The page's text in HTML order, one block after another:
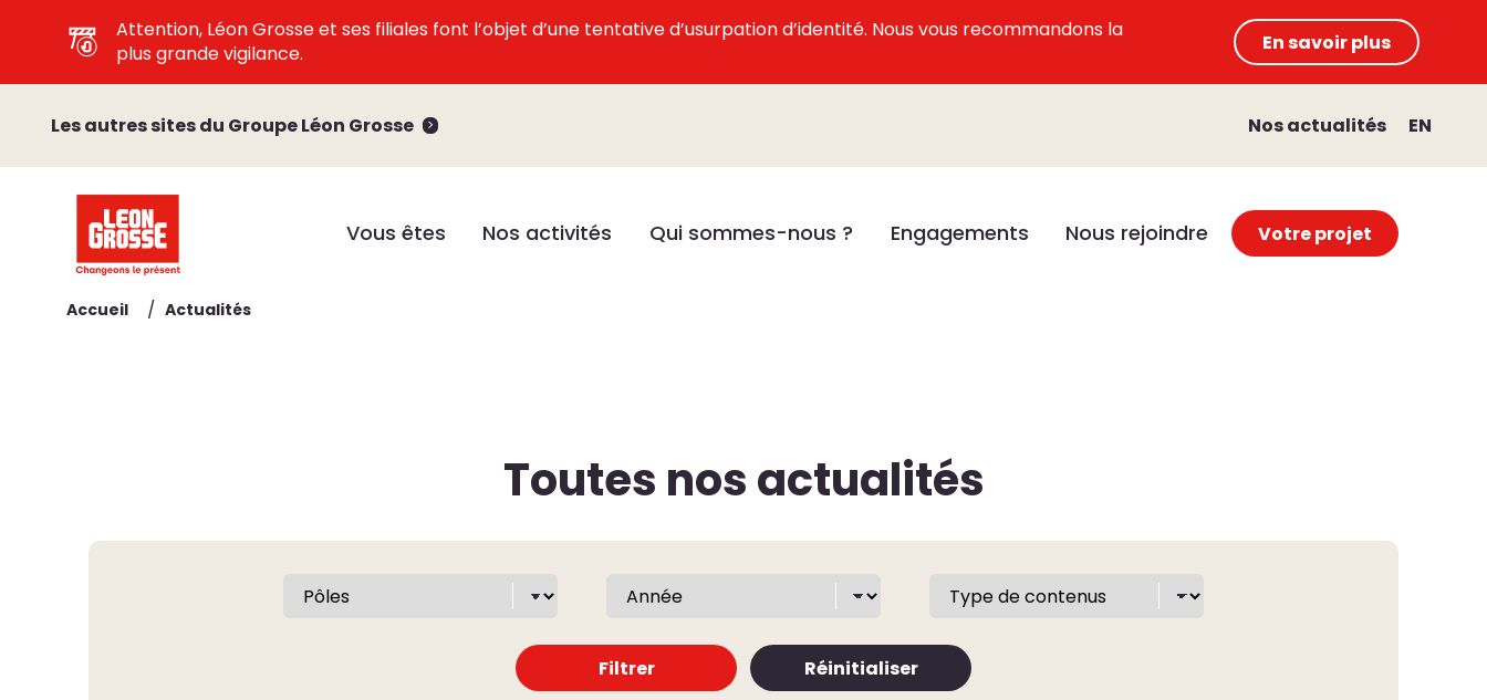
Attention, Léon Grosse et ses filiales font l’objet d’une tentative d’usurpation d’identité. Nous vous recommandons la
plus grande vigilance.
En savoir plus
Les autres sites du Groupe Léon Grosse Nos actualités EN
Votre projet
Vous êtes Nos activités Qui sommes-nous ? Engagements Nous rejoindre
Accueil / Actualités
Toutes nos actualités
Filtrer Réinitialiser